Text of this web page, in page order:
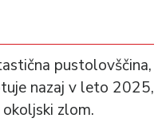
pustolovščina,
nazaj v leto 2025,
zlom.